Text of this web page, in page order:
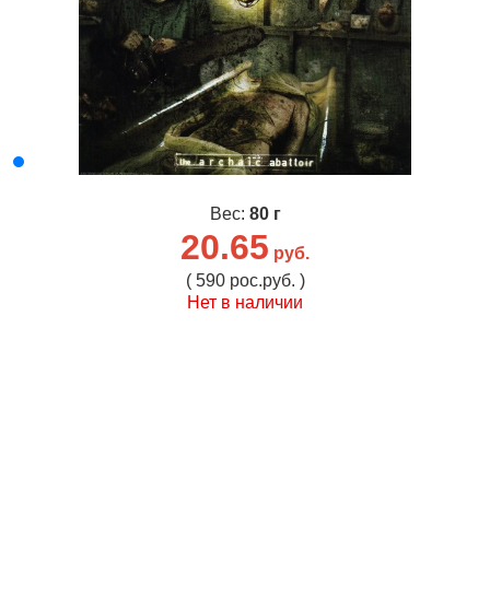
Вес: 80 г
20.65 руб.
( 590 рос.руб. )
Нет в наличии